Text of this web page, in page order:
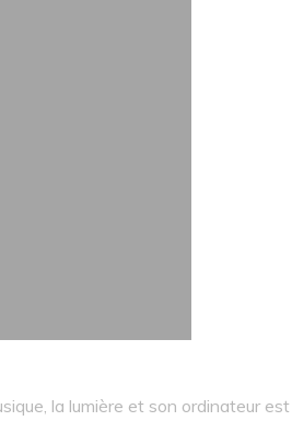
la lumière et son ordinateur est